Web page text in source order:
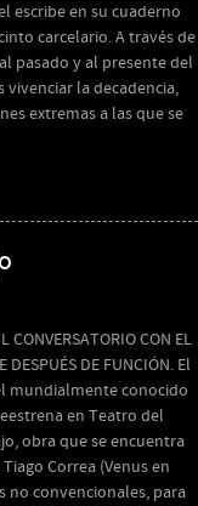
escribe en su cuaderno
carcelario. A través de
pasado y al presente del
vivenciar la decadencia,
extremas a las que se
CONVERSATORIO CON EL
DESPUÉS DE FUNCIÓN. El
mundialmente conocido
en Teatro del
obra que se encuentra
Correa (Venus en
no convencionales, para